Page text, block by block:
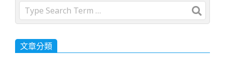
Search
文章分類